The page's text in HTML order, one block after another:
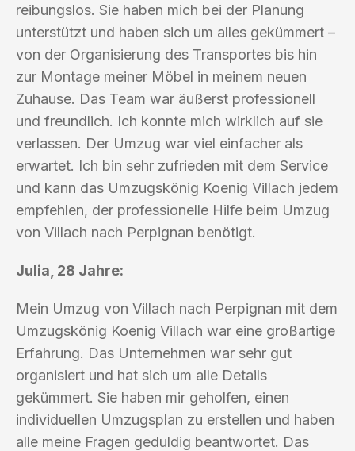
reibungslos. Sie haben mich bei der Planung
unterstützt und haben sich um alles gekümmert –
von der Organisierung des Transportes bis hin
zur Montage meiner Möbel in meinem neuen
Zuhause. Das Team war äußerst professionell
und freundlich. Ich konnte mich wirklich auf sie
verlassen. Der Umzug war viel einfacher als
erwartet. Ich bin sehr zufrieden mit dem Service
und kann das Umzugskönig Koenig Villach jedem
empfehlen, der professionelle Hilfe beim Umzug
von Villach nach Perpignan benötigt.
Julia, 28 Jahre:
Mein Umzug von Villach nach Perpignan mit dem
Umzugskönig Koenig Villach war eine großartige
Erfahrung. Das Unternehmen war sehr gut
organisiert und hat sich um alle Details
gekümmert. Sie haben mir geholfen, einen
individuellen Umzugsplan zu erstellen und haben
alle meine Fragen geduldig beantwortet. Das